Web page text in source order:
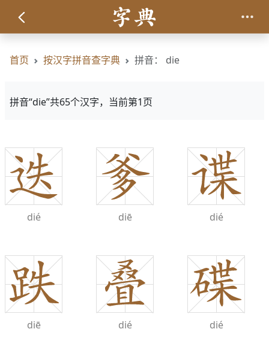
首页 按汉字拼音查字典 拼音： die
拼音“die”共65个汉字，当前第1页
dié diē dié
diē dié dié